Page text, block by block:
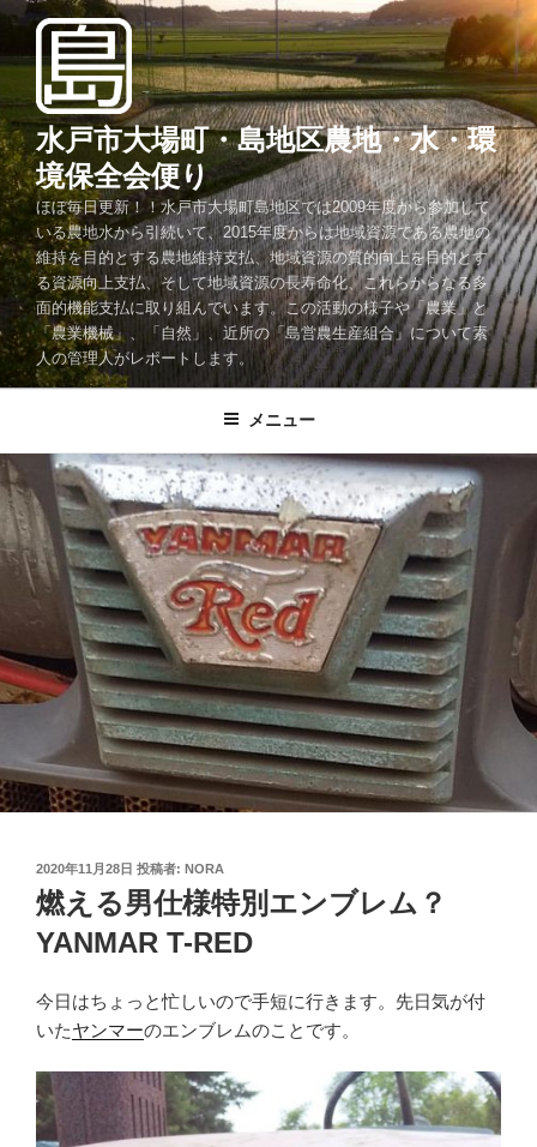
コ
テ
ン
ツ
へ
ス
キ
ッ
プ
水戸市大場町・島地区農地・水・環
境保全会便り
ほぼ毎日更新！！水戸市大場町島地区では2009年度から参加して
いる農地水から引続いて、2015年度からは地域資源である農地の
維持を目的とする農地維持支払、地域資源の質的向上を目的とす
る資源向上支払、そして地域資源の長寿命化、これらからなる多
面的機能支払に取り組んでいます。この活動の様子や「農業」と
「農業機械」、「自然」、近所の「島営農生産組合」について素
人の管理人がレポートします。
メニュー
投
稿
日:
2020年11月28日 投稿者: NORA
燃える男仕様特別エンブレム？
YANMAR T-RED
今日はちょっと忙しいので手短に行きます。先日気が付
いたヤンマーのエンブレムのことです。